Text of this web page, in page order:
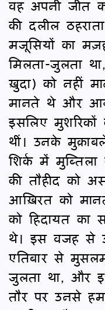
वह अपनी जीत
की दलील
मजूसियों का
मिलता-जुलता
ख़ुदा) को नहीं
मानते थे और
इसलिए मुशरिकों
थीं। उनके
शिर्क में
की तौहीद को
आख़िरत को
को हिदायत का
थे। इस वजह से
एतिबार से
जुलता था, और
तौर पर उनसे